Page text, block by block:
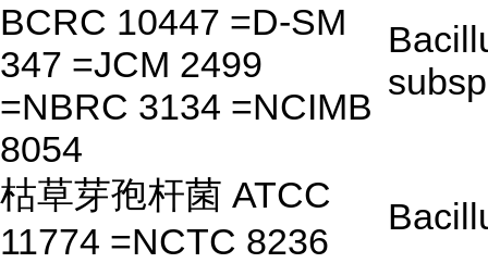
BCRC 10447 =D-SM
347 =JCM 2499
=NBRC 3134 =NCIMB
8054
枯草芽孢杆菌 ATCC
11774 =NCTC 8236